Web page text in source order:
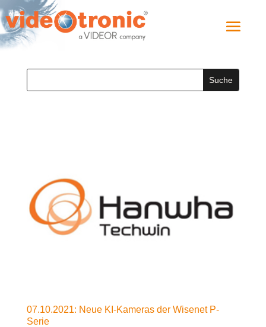
07.10.2021: Neue KI-Kameras der Wisenet P-
Serie